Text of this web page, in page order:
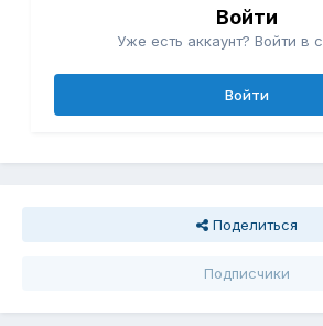
Войти
Уже есть аккаунт? Войти в
Войти
Поделиться
Подписчики